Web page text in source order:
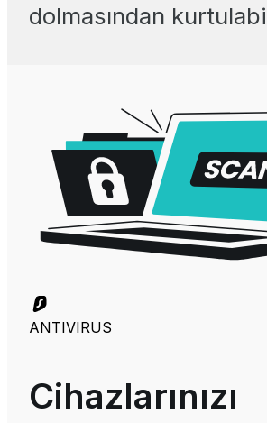
dolmasından
ANTIVIRUS
Cihazlarınızı